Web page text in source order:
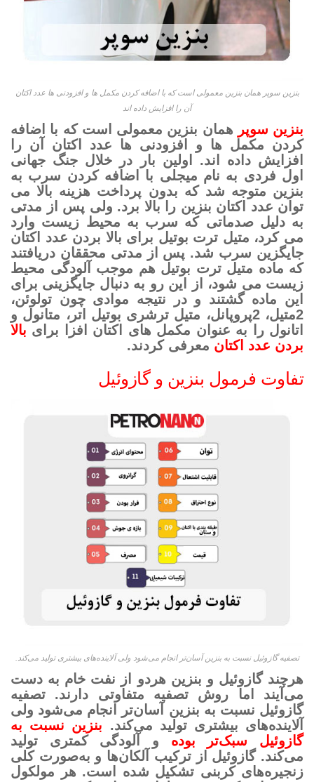
بنزین سوپر همان بنزین معمولی است که با اضافه کردن مکمل‌ ها و افزودنی‌ ها عدد اکتان
آن را افزایش داده‌ اند
بنزین سوپر همان بنزین معمولی است که با اضافه
کردن مکمل‌ ها و افزودنی‌ ها عدد اکتان آن را
افزایش داده‌ اند. اولین بار در خلال جنگ جهانی
اول فردی به نام میجلی با اضافه کردن سرب به
بنزین متوجه شد که بدون پرداخت هزینه بالا می‌
توان عدد اکتان بنزین را بالا برد. ولی پس از مدتی
به دلیل صدماتی که سرب به محیط زیست وارد
می‌ کرد، متیل ترت‌ بوتیل برای بالا بردن عدد اکتان
جایگزین سرب شد. پس از مدتی محققان دریافتند
که ماده متیل ترت‌ بوتیل هم موجب آلودگی محیط
زیست می‌ شود، از این رو به دنبال جایگزینی برای
این ماده گشتند و در نتیجه موادی چون تولوئن،
2‌متیل، 2‌پروپانل، متیل‌ ترشری بوتیل اتر، متانول و
اتانول را به عنوان مکمل‌ های اکتان افزا برای بالا
بردن عدد اکتان معرفی کردند.
تفاوت فرمول بنزین و گازوئیل
تصفیه گازوئیل نسبت به بنزین آسان‌تر انجام می‌شود ولی آلاینده‌های بیشتری تولید می‌کند.
هرچند گازوئیل و بنزین هردو از نفت خام به دست
می‌آیند اما روش تصفیه متفاوتی دارند. تصفیه
گازوئیل نسبت به بنزین آسان‌تر انجام می‌شود ولی
آلاینده‌های بیشتری تولید می‌کند. بنزین نسبت به
گازوئیل سبک‌تر بوده و آلودگی کمتری تولید
می‌کند. گازوئیل از ترکیب آلکان‌ها و به‌صورت کلی
زنجیره‌های کربنی تشکیل شده است. هر مولکول